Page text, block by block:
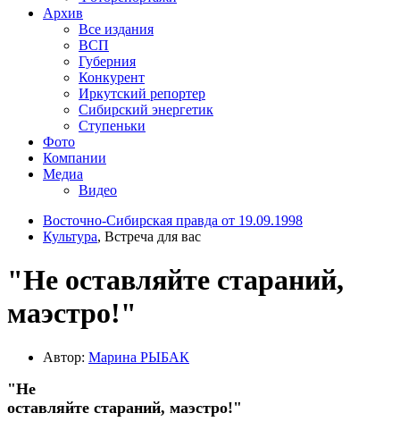
Архив
Все издания
ВСП
Губерния
Конкурент
Иркутский репортер
Сибирский энергетик
Ступеньки
Фото
Компании
Медиа
Видео
Восточно-Сибирская правда от 19.09.1998
Культура, Встреча для вас
"Не оставляйте стараний,
маэстро!"
Автор: Марина РЫБАК
"Не
оставляйте стараний, маэстро!"